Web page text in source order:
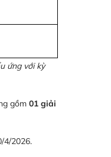
ứng với kỳ
gồm 01 giải
4/2026.